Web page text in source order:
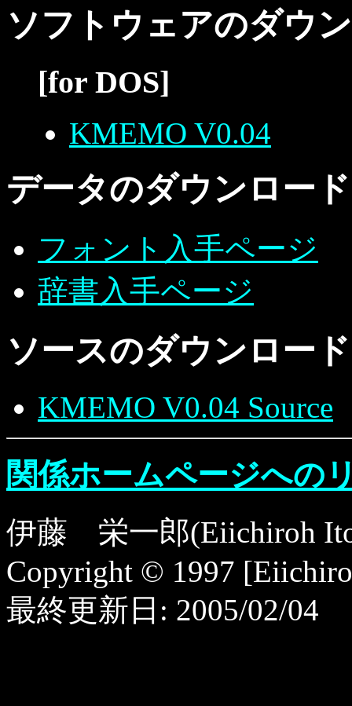
ソフトウェアのダウ
[for DOS]
KMEMO V0.04
データのダウンロード
フォント入手ページ
辞書入手ページ
ソースのダウンロード
KMEMO V0.04 Source
関係ホームページへの
伊藤 栄一郎(Eiichiroh
Copyright © 1997
最終更新日: 2005/02/04